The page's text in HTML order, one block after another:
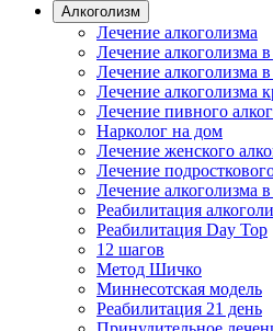
Алкоголизм
Лечение алкоголизма
Лечение алкоголизма
Лечение алкоголизма
Лечение алкоголизма
Лечение пивного
Нарколог на дом
Лечение женского
Лечение
Лечение алкоголизма
Реабилитация
Реабилитация Day Top
12 шагов
Метод Шичко
Миннесотская модель
Реабилитация 21 день